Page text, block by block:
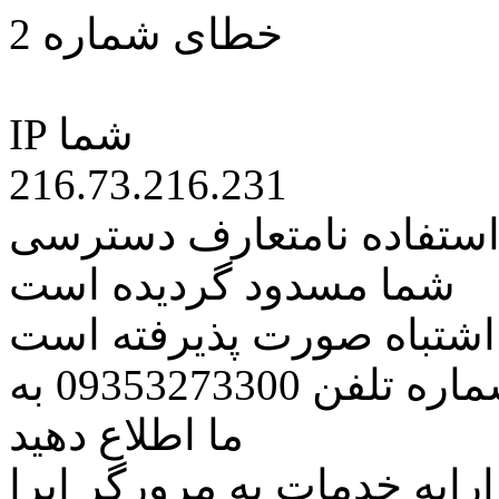
خطای شماره 2
IP شما
216.73.216.231
نامتعارف دسترسی
شما مسدود گردیده است
اشتباه صورت پذیرفته است
مراتب این مسئله را از طریق شماره تلفن 09353273300 به
ما اطلاع دهید
خدمات به مرورگر اپرا